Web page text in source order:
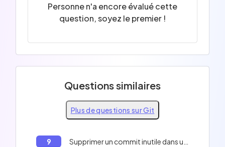
Personne n'a encore évalué cette
question, soyez le premier !
Questions similaires
Plus de questions sur Git
9